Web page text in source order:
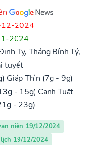
2024
2024
Tỵ, Tháng Bính Tý,
tuyết
Giáp Thìn (7g - 9g)
- 15g) Canh Tuất
- 23g)
niên 19/12/2024
lịch 19/12/2024